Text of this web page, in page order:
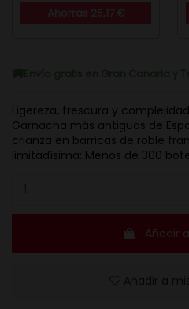
Ligereza, frescura y
Garnacha más antiguas de
crianza en barricas de roble
limitadísima: Menos de 300
Añadir